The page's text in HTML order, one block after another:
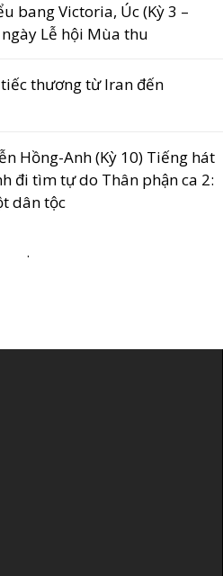
bang Victoria, Úc (Kỳ 3 –
Lễ hội Mùa thu
tiếc thương từ Iran đến
Hồng-Anh (Kỳ 10) Tiếng hát
đi tìm tự do Thân phận ca 2:
dân tộc
.